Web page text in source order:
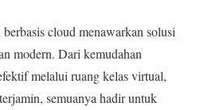
cloud menawarkan solusi
modern. Dari kemudahan
melalui ruang kelas virtual,
semuanya hadir untuk